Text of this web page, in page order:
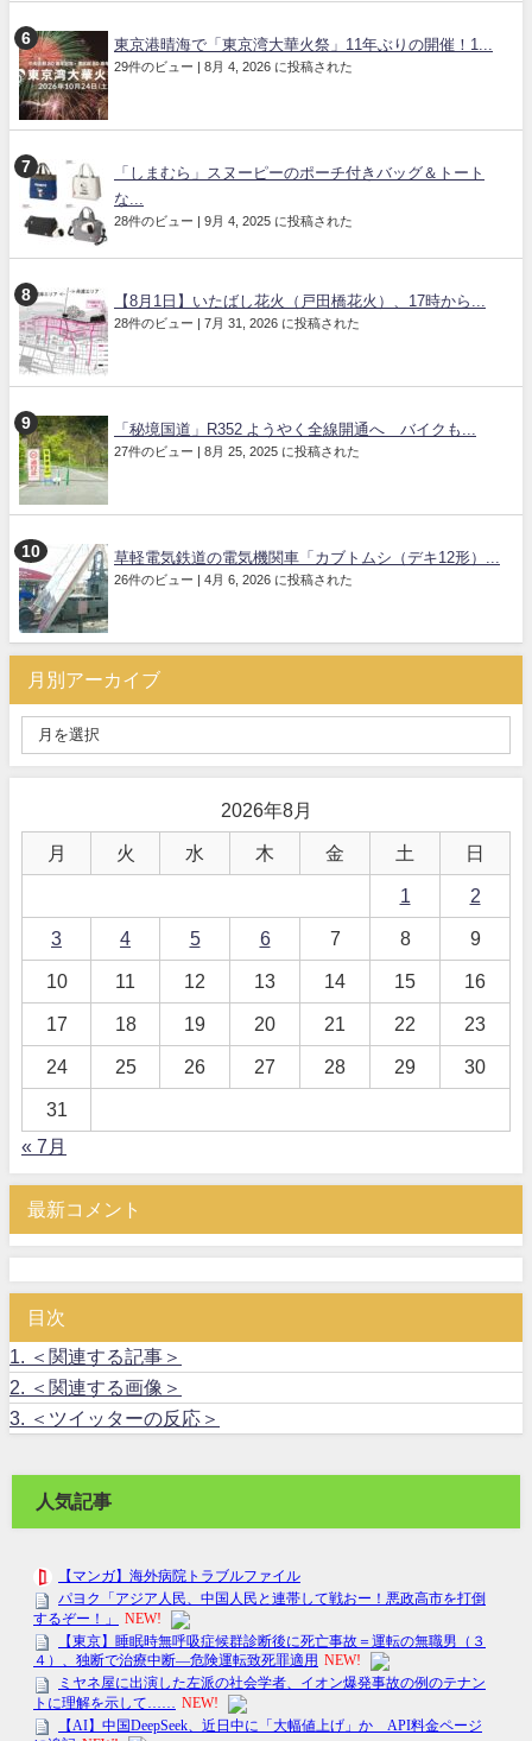
東京港晴海で「東京湾大華火祭」11年ぶりの開催！1...
29件のビュー 8月 4, 2026 に投稿された
「しまむら」スヌーピーのポーチ付きバッグ＆トート
な...
28件のビュー 9月 4, 2025 に投稿された
【8月1日】いたばし花火（戸田橋花火）、17時から...
28件のビュー 7月 31, 2026 に投稿された
「秘境国道」R352 ようやく全線開通へ バイクも...
27件のビュー 8月 25, 2025 に投稿された
草軽電気鉄道の電気機関車「カブトムシ（デキ12形）...
26件のビュー 4月 6, 2026 に投稿された
月別アーカイブ
2026年8月
月 火 水 木 金 土 日
1 2
3 4 5 6 7 8 9
10 11 12 13 14 15 16
17 18 19 20 21 22 23
24 25 26 27 28 29 30
31
« 7月
最新コメント
目次
1. ＜関連する記事＞
2. ＜関連する画像＞
3. ＜ツイッターの反応＞
人気記事